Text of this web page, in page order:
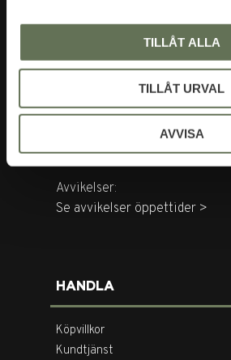
TILLÅT ALLA
TILLÅT URVAL
AVVISA
Tegnérgatan 20
113 59 Stockholm
Öppettider:
Lör: 11-16
Avvikelser:
Se avvikelser öppettider >
HANDLA
Köpvillkor
Kundtjänst